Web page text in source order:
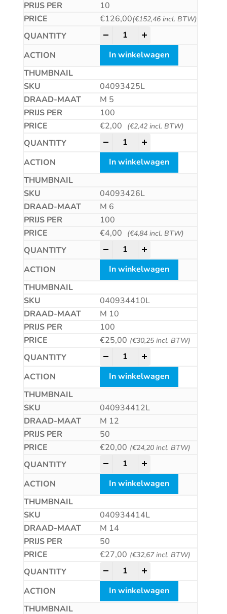
10
€126,00(€152,46incl. BTW)
Zeskantmoer met linkse
In winkelwagen
04093425L
M 5
100
€2,00 (€2,42incl. BTW)
Zeskantmoer met linkse
In winkelwagen
04093426L
M 6
100
€4,00 (€4,84incl. BTW)
Zeskantmoer met linkse
In winkelwagen
040934410L
M 10
100
€25,00 (€30,25incl. BTW)
Zeskantmoer met linkse
In winkelwagen
040934412L
M 12
50
€20,00 (€24,20incl. BTW)
Zeskantmoer met linkse
In winkelwagen
040934414L
M 14
50
€27,00 (€32,67incl. BTW)
Zeskantmoer met linkse
In winkelwagen